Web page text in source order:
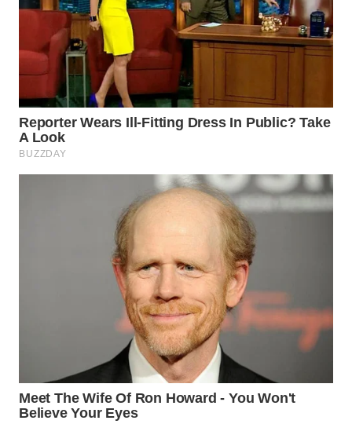
TENGAH
WN DELI
SERDANG
WN
TEBING
TINGGI
BOGOR
WN